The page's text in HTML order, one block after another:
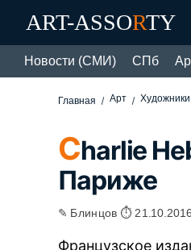
ART-ASSORTY
Новости (СМИ) СПб
Главная Арт
Charlie
Париже
✎ Блинцов ⏱
Французское